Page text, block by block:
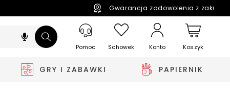
Gwarancja zadowolenia z
Pomoc Schowek Konto Koszyk
GRY I ZABAWKI PAPIERNIK